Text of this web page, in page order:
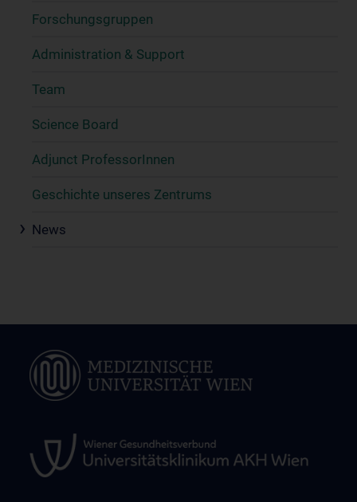
Forschungsgruppen
Administration & Support
Team
Science Board
Adjunct ProfessorInnen
Geschichte unseres Zentrums
News